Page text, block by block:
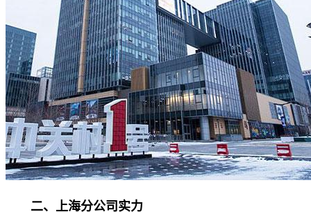
二、上海分公司实力